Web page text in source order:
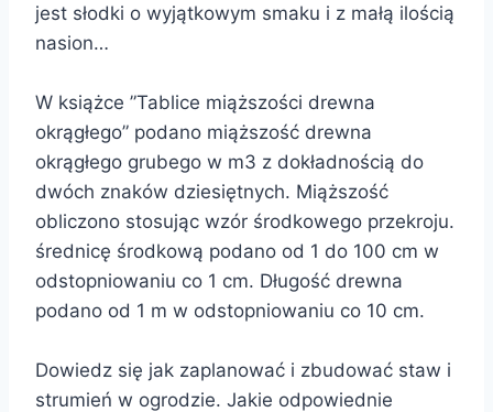
jest słodki o wyjątkowym smaku i z małą ilością
nasion…
W książce ”Tablice miąższości drewna
okrągłego” podano miąższość drewna
okrągłego grubego w m3 z dokładnością do
dwóch znaków dziesiętnych. Miąższość
obliczono stosując wzór środkowego przekroju.
średnicę środkową podano od 1 do 100 cm w
odstopniowaniu co 1 cm. Długość drewna
podano od 1 m w odstopniowaniu co 10 cm.
Dowiedz się jak zaplanować i zbudować staw i
strumień w ogrodzie. Jakie odpowiednie